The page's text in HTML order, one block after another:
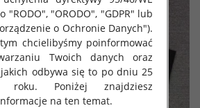
"RODO", "ORODO", "GDPR" lub
o Ochronie Danych").
chcielibyśmy poinformować
Twoich danych oraz
odbywa się to po dniu 25
roku. Poniżej znajdziesz
na ten temat.